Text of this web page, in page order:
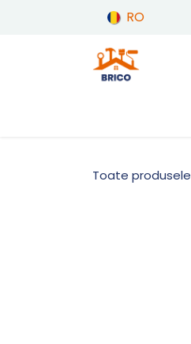
RO
Toate produsele